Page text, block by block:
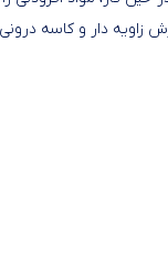
زاویه دار و کاسه